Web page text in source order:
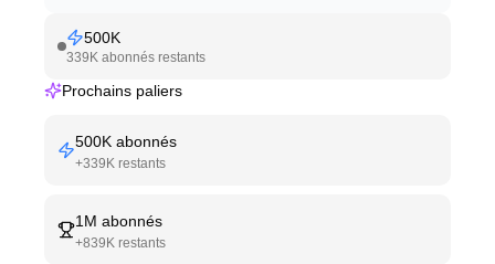
500K
339K abonnés restants
Prochains paliers
500K abonnés
+339K restants
1M abonnés
+839K restants